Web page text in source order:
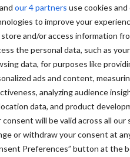
our 4 partners use cookies
to improve your
store and/or access information
the personal data, such as
data, for purposes like
ads and content,
analyzing audience
data, and product
consent will be valid across all our
or withdraw your consent at
Preferences” button at the
echter ik zag het in de
rechtgezet.
vooral zijn of haar beeld
over te
zien en wees daar trots